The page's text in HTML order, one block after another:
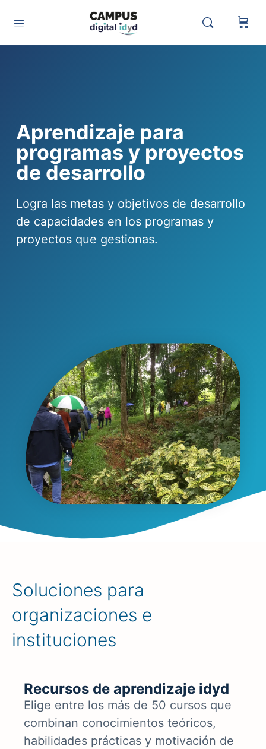
Aprendizaje para
programas y proyectos
de desarrollo
Logra las metas y objetivos de desarrollo
de capacidades en los programas y
proyectos que gestionas.
Soluciones para
organizaciones e
instituciones
Recursos de aprendizaje idyd
Elige entre los más de 50 cursos que
combinan conocimientos teóricos,
habilidades prácticas y motivación de